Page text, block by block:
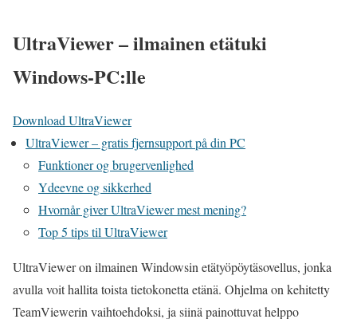
UltraViewer – ilmainen etätuki
Windows-PC:lle
Download UltraViewer
UltraViewer – gratis fjernsupport på din PC
Funktioner og brugervenlighed
Ydeevne og sikkerhed
Hvornår giver UltraViewer mest mening?
Top 5 tips til UltraViewer
UltraViewer on ilmainen Windowsin etätyöpöytäsovellus, jonka
avulla voit hallita toista tietokonetta etänä. Ohjelma on kehitetty
TeamViewerin vaihtoehdoksi, ja siinä painottuvat helppo